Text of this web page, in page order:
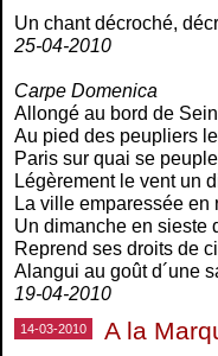
Un chant décroché,
25-04-2010
Carpe Domenica
Allongé au bord de
Au pied des peupliers
Paris sur quai se
Légèrement le vent un
La ville emparessée en
Un dimanche en sieste
Reprend ses droits de
Alangui au goût d´une
19-04-2010
14-03-2010 A la